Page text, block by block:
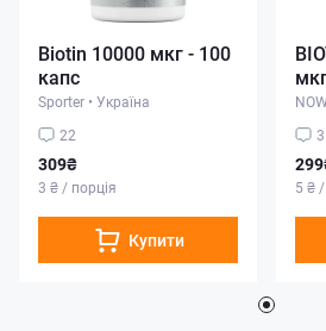
Biotin 10000 мкг - 100
капс
Sporter • Україна
22
309₴
3 ₴ / порція
Купити
3
5 ₴